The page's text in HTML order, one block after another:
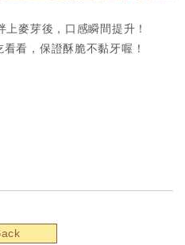
麥芽後，口感瞬間提升！
看，保證酥脆不黏牙喔！